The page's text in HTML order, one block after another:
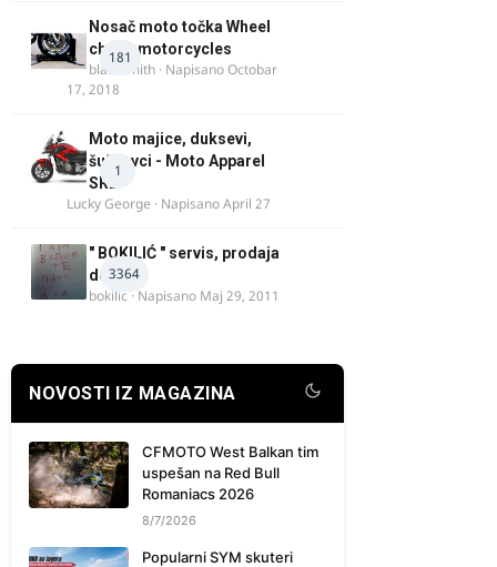
181
Nosač moto točka Wheel
chock motorcycles
blacksmith · NapisanoOctobar
17, 2018
1
Moto majice, duksevi,
šuškavci - Moto Apparel
SRB
Lucky George · NapisanoApril 27
3364
" BOKILIĆ " servis, prodaja
delova
bokilic · Napisano Maj 29, 2011
NOVOSTI IZ MAGAZINA
CFMOTO West Balkan tim
uspešan na Red Bull
Romaniacs 2026
8/7/2026
Popularni SYM skuteri